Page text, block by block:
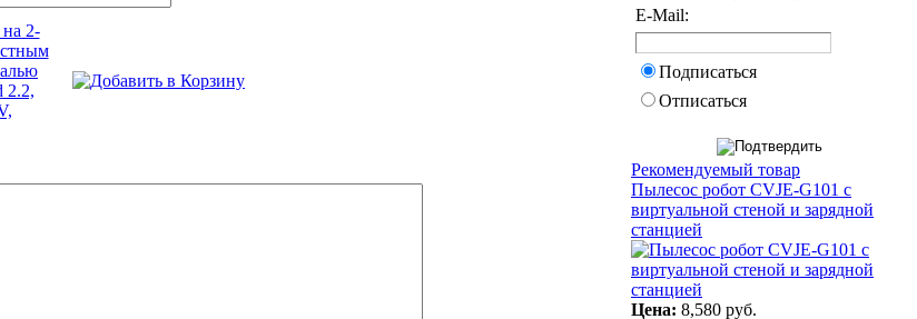
E-Mail:
Подписаться
Отписаться
Рекомендуемый товар
Пылесос робот CVJE-G101 с
виртуальной стеной и зарядной
станцией
Цена: 8,580 руб.